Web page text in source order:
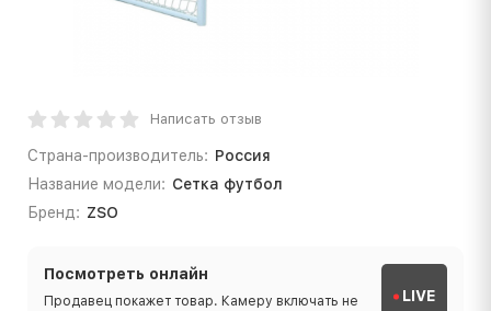
Написать отзыв
Страна-производитель: Россия
Название модели: Сетка футбол
Бренд: ZSO
Посмотреть онлайн
Продавец покажет товар. Камеру включать не
LIVE